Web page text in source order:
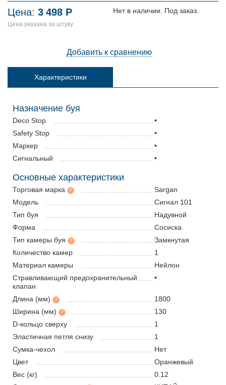
Цена: 3 498 Р
Цена указана за штуку
Нет в наличии. Под заказ.
Добавить к сравнению
Характеристики
Назначение буя
Deco Stop
•
Safety Stop
•
Маркер
•
Сигнальный
•
Основные характеристики
Торговая марка ?
Sargan
Модель
Сигнал 101
Тип буя
Надувной
Форма
Сосиска
Тип камеры буя
?
Замкнутая
Количество камер
1
Материал камеры
Нейлон
Стравливающий предохранительный
клапан
•
Длина (мм) ?
1800
Ширина (мм)
?
130
D-кольцо сверху
1
Эластичная петля снизу
1
Сумка-чехол
Нет
Цвет
Оранжевый
Вес (кг)
0.12